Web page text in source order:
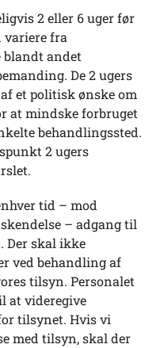
2 eller 6 uger før
variere fra
andet
De 2 ugers
et politisk ønske om
at mindske forbruget
behandlingssted.
2 ugers
tid – mod
– adgang til
Der skal ikke
ved behandling af
tilsyn. Personalet
at videregive
tilsynet. Hvis vi
med tilsyn, skal der